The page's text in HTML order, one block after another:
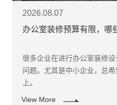
2026.08.07
办公室装修预算有限，哪
很多企业在进行办公室装修
问题。尤其是中小企业，总
上。
View More